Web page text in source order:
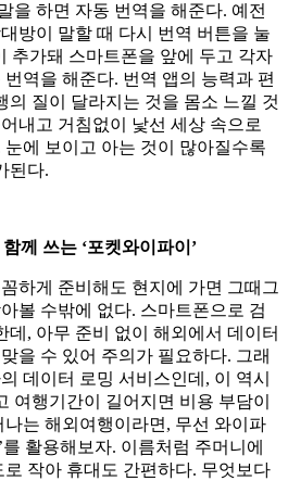
을 하면 자동 번역을 해준다. 예전
방이 말할 때 다시 번역 버튼을 눌
추가돼 스마트폰을 앞에 두고 각자
역을 해준다. 번역 앱의 능력과 편
의 질이 달라지는 것을 몸소 느낄 것
내고 거침없이 낯선 세상 속으로
에 보이고 아는 것이 많아질수록
된다.
께 쓰는 ‘포켓와이파이’
하게 준비해도 현지에 가면 그때그
볼 수밖에 없다. 스마트폰으로 검
데, 아무 준비 없이 해외에서 데이터
을 수 있어 주의가 필요하다. 그래
데이터 로밍 서비스인데, 이 역시
여행기간이 길어지면 비용 부담이
는 해외여행이라면, 무선 와이파
활용해보자. 이름처럼 주머니에
작아 휴대도 간편하다. 무엇보다